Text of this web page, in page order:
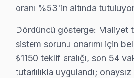
Kağıthane Deresi ve Sadabad
İkinci taahhüt — Garanti
Beşinci taahhüt — Bölge
Kağıthane'den gelen bu
oranı %53'in altında
Dördüncü gösterge: Maliyet
sistem sorunu onarımı için
₺1150 teklif aralığı, son 54
tutarlılıkla uygulandı;